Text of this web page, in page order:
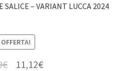
SALICE – VARIANT LUCCA 2024
€ 11,12€